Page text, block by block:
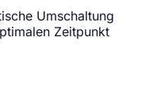
Umschaltung
Zeitpunkt